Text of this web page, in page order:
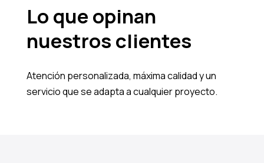
Lo que opinan
nuestros clientes
Atención personalizada, máxima calidad y un
servicio que se adapta a cualquier proyecto.